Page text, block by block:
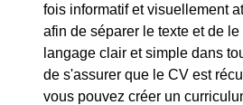
fois informatif et visuellement
afin de séparer le texte et de
langage clair et simple dans
de s'assurer que le CV est
vous pouvez créer un